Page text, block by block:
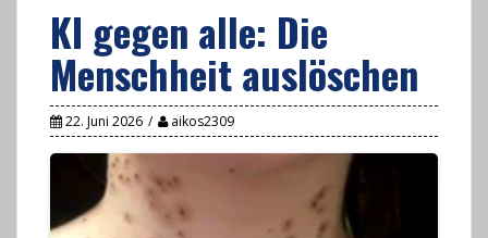
KI gegen alle: Die
Menschheit auslöschen
22. Juni 2026 aikos2309